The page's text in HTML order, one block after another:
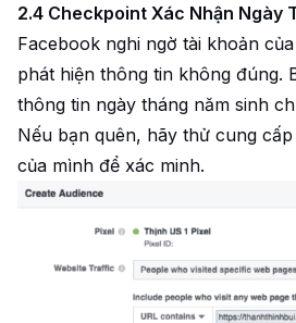
2.4 Checkpoint Xác Nhận Ngày
Facebook nghi ngờ tài khoản
phát hiện thông tin không đúng.
thông tin ngày tháng năm sinh
Nếu bạn quên, hãy thử cung
của mình để xác minh.